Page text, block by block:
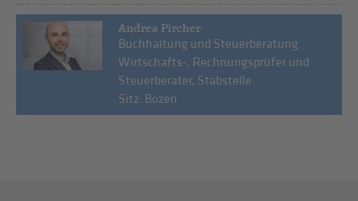
Andrea Pircher
Buchhaltung und Steuerberatung
Wirtschafts-, Rechnungsprüfer und
Steuerberater, Stabstelle
Sitz: Bozen